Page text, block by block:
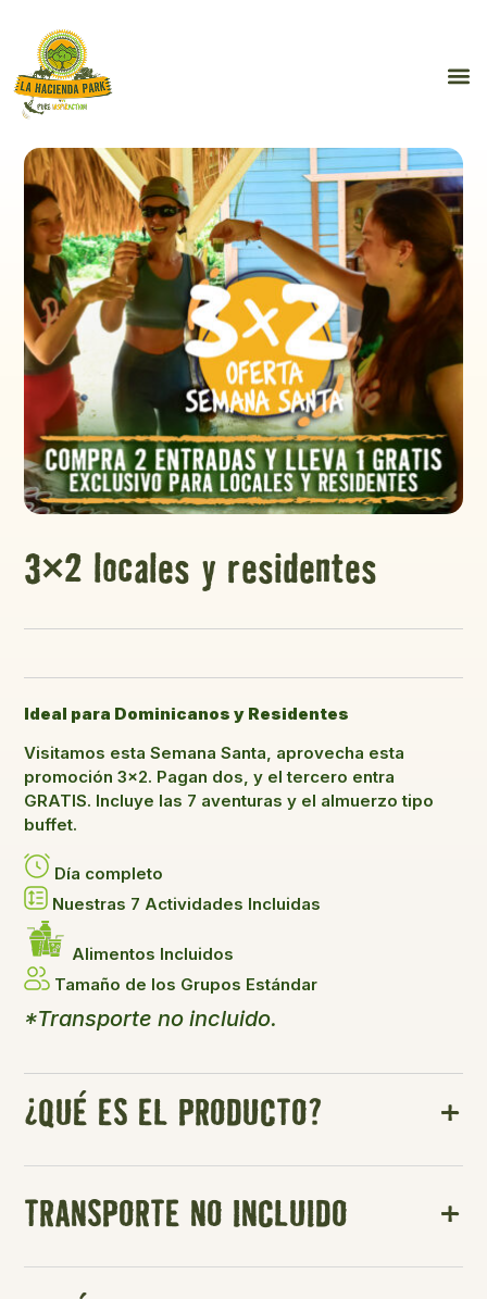
3×2 locales y residentes
Ideal para Dominicanos y Residentes
Visitamos esta Semana Santa, aprovecha esta
promoción 3×2. Pagan dos, y el tercero entra
GRATIS. Incluye las 7 aventuras y el almuerzo tipo
buffet.
Día completo
Nuestras 7 Actividades Incluidas
Alimentos Incluidos
Tamaño de los Grupos Estándar
*Transporte no incluido.
¿QUÉ ES EL PRODUCTO?
TRANSPORTE NO INCLUIDO